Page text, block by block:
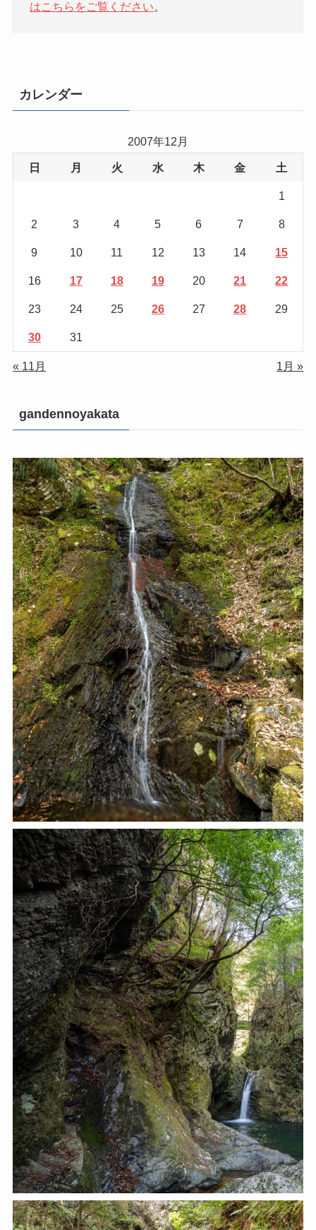
はこちらをご覧ください。
カレンダー
2007年12月
日 月 火 水 木 金 土
1
2 3 4 5 6 7 8
9 10 11 12 13 14 15
16 17 18 19 20 21 22
23 24 25 26 27 28 29
30 31
« 11月 1月 »
gandennoyakata